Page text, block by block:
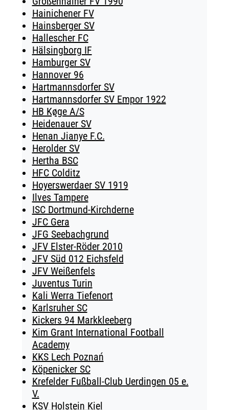
Hainichener FV
Hainsberger SV
Hallescher FC
Hälsingborg IF
Hamburger SV
Hannover 96
Hartmannsdorfer SV
Hartmannsdorfer SV Empor 1922
HB Køge A/S
Heidenauer SV
Henan Jianye F.C.
Herolder SV
Hertha BSC
HFC Colditz
Hoyerswerdaer SV 1919
Ilves Tampere
ISC Dortmund-Kirchderne
JFC Gera
JFG Seebachgrund
JFV Elster-Röder 2010
JFV Süd 012 Eichsfeld
JFV Weißenfels
Juventus Turin
Kali Werra Tiefenort
Karlsruher SC
Kickers 94 Markkleeberg
Kim Grant International Football
Academy
KKS Lech Poznań
Köpenicker SC
Krefelder Fußball-Club Uerdingen 05 e.
V.
KSV Holstein Kiel